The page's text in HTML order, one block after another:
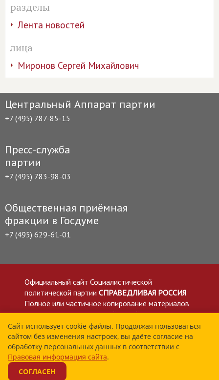
разделы
Лента новостей
лица
Миронов Сергей Михайлович
Центральный Аппарат партии
+7 (495) 787-85-15
Пресс-служба
партии
+7 (495) 783-98-03
Общественная приёмная
фракции в Госдуме
+7 (495) 629-61-01
Официальный сайт Социалистической
политической партии СПРАВЕДЛИВАЯ РОССИЯ
Полное или частичное копирование материалов
приветствуется со ссылкой на сайт spravedlivo.ru
Политика в отношении обработки персональных
данных
Все материалы сайта spravedlivo.ru доступны по
лицензии Creative Commons Attribution 4.0 International
Сайт использует cookie-файлы. Продолжая пользоваться
сайтом без изменения настроек, вы даёте согласие на
обработку персональных данных в соответствии с
Правовая информация сайта.
СОГЛАСЕН